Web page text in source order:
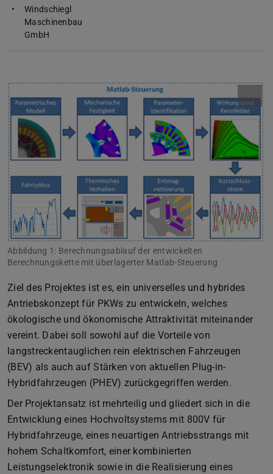
Windschiegl
Maschinenbau
GmbH
Abbildung 1: Berechnungsablauf der entwickelten
Berechnungskette mit überlagerter Matlab-Steuerung
Ziel des Projektes ist es, ein universelles und hybrides
Antriebskonzept für PKWs zu entwickeln, welches
ökologische und ökonomische Attraktivität miteinander
vereint. Dabei soll sowohl auf die Vorteile von
langstreckentauglichen rein elektrischen Fahrzeugen
(BEV) als auch auf Stärken von aktuellen Plug-in-
Hybridfahrzeugen (PHEV) zurückgegriffen werden.
Der Projektansatz ist mehrteilig und gliedert sich in die
Entwicklung eines Hochvoltsystems mit 800V für
Hybridfahrzeuge, eines neuartigen Antriebsstrangs mit
hohem Schaltkomfort, einer kombinierten
Leistungselektronik sowie in die Realisierung eines